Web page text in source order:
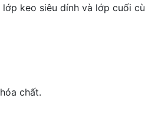
keo siêu dính và lớp cuối
chất.